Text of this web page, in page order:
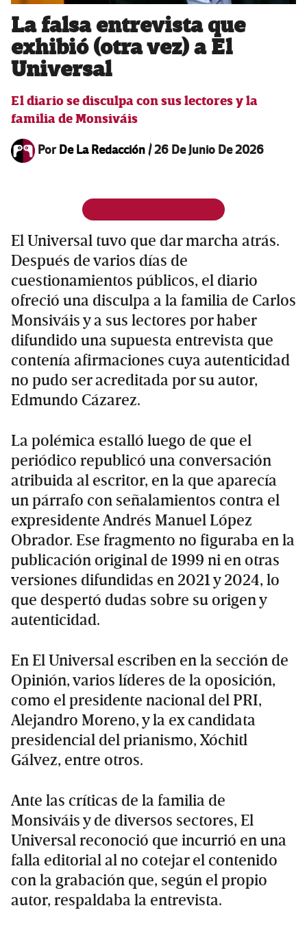
La falsa entrevista que
exhibió (otra vez) a El
Universal
El diario se disculpa con sus lectores y la
familia de Monsiváis
PorDe La Redacción/26 De Junio De 2026
El Universal tuvo que dar marcha atrás.
Después de varios días de
cuestionamientos públicos, el diario
ofreció una disculpa a la familia de Carlos
Monsiváis y a sus lectores por haber
difundido una supuesta entrevista que
contenía afirmaciones cuya autenticidad
no pudo ser acreditada por su autor,
Edmundo Cázarez.
La polémica estalló luego de que el
periódico republicó una conversación
atribuida al escritor, en la que aparecía
un párrafo con señalamientos contra el
expresidente Andrés Manuel López
Obrador. Ese fragmento no figuraba en la
publicación original de 1999 ni en otras
versiones difundidas en 2021 y 2024, lo
que despertó dudas sobre su origen y
autenticidad.
En El Universal escriben en la sección de
Opinión, varios líderes de la oposición,
como el presidente nacional del PRI,
Alejandro Moreno, y la ex candidata
presidencial del prianismo, Xóchitl
Gálvez, entre otros.
Ante las críticas de la familia de
Monsiváis y de diversos sectores, El
Universal reconoció que incurrió en una
falla editorial al no cotejar el contenido
con la grabación que, según el propio
autor, respaldaba la entrevista.